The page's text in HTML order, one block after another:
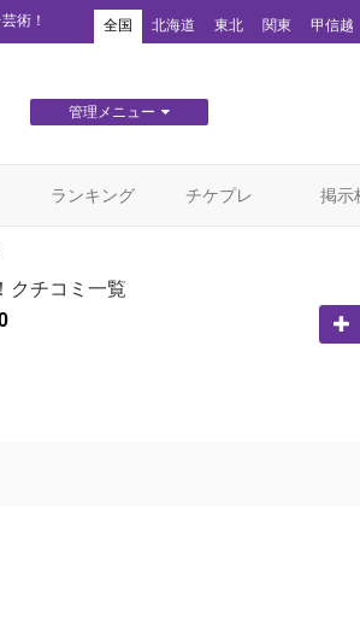
術！ 全国 北海道 東北 関東 甲信越
管理メニュー
ランキング チケプレ 掲示
クチコミ一覧